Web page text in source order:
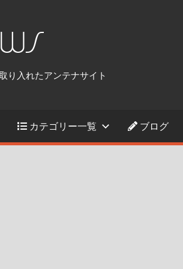
り入れたアンテナサイト
カテゴリー一覧 ブログ